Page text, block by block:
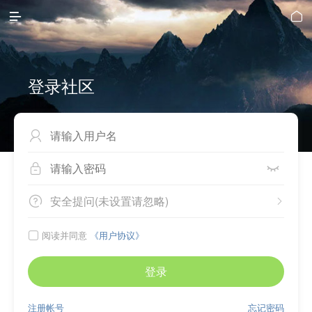
 
登录社区

 
 
安全提问(未设置请忽略)
 阅读并同意 《用户协议》
登录
忘记密码
注册帐号